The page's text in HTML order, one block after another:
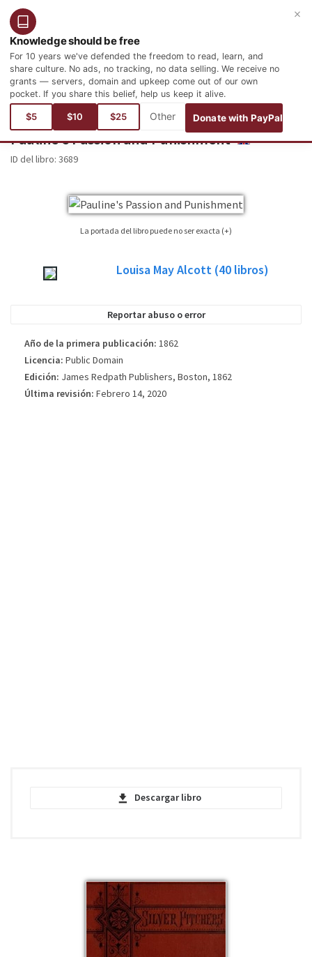
Español
Knowledge should be free
For 10 years we've defended the freedom to read, learn, and
share culture. No ads, no tracking, no data selling. We receive no
grants — servers, domain and upkeep come out of our own
pocket. If you share this belief, help us keep it alive.
$5 $10 $25 Donate with PayPal
×
Está aquí:Idiomas Inglés Literature North American Literature
Pauline's Passion and Punishment ENGLISH
ID del libro: 3689
La portada del libro puede no ser exacta (+)
edición está publicada. Por favor, considere esta imagen tan sólo como una
Louisa May Alcott (40 libros)
Reportar abuso o error
Año de la primera publicación: 1862
Licencia: Public Domain
Edición: James Redpath Publishers, Boston, 1862
Última revisión: Febrero 14, 2020
Descargar libro
Pauline's Passion and Punishment -
Louisa May Alcott - EPUB
epub | 42.29 KB | 421 descargas
Pauline's Passion and Punishment -
Louisa May Alcott - MOBI